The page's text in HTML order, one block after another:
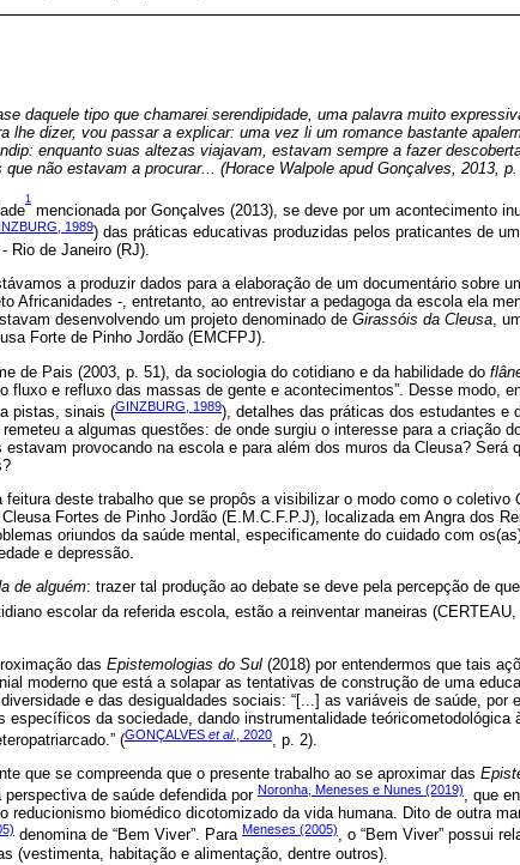
daquele tipo que chamarei serendipidade, uma palavra muito
lhe dizer, vou passar a explicar: uma vez li um romance bastante
enquanto suas altezas viajavam, estavam sempre a fazer
não estavam a procurar... (Horace Walpole apud Gonçalves, 2013,
1
mencionada por Gonçalves (2013), se deve por um acontecimento
1989) das práticas educativas produzidas pelos praticantes de
Rio de Janeiro (RJ).
a produzir dados para a elaboração de um documentário sobre
Africanidades -, entretanto, ao entrevistar a pedagoga da escola ela
desenvolvendo um projeto denominado de Girassóis da Cleusa,
Forte de Pinho Jordão (EMCFPJ).
de Pais (2003, p. 51), da sociologia do cotidiano e da habilidade do
fluxo e refluxo das massas de gente e acontecimentos”. Desse modo,
pistas, sinais (GINZBURG, 1989), detalhes das práticas dos estudantes e
a algumas questões: de onde surgiu o interesse para a criação
provocando na escola e para além dos muros da Cleusa? Será
deste trabalho que se propôs a visibilizar o modo como o coletivo
Fortes de Pinho Jordão (E.M.C.F.P.J), localizada em Angra dos
oriundos da saúde mental, especificamente do cuidado com
e depressão.
de alguém: trazer tal produção ao debate se deve pela percepção de
escolar da referida escola, estão a reinventar maneiras
das Epistemologias do Sul (2018) por entendermos que tais
moderno que está a solapar as tentativas de construção de uma
e das desigualdades sociais: “[...] as variáveis de saúde, por
específicos da sociedade, dando instrumentalidade teóricometodológica
(GONÇALVES et al., 2020
, p. 2).
que se compreenda que o presente trabalho ao se aproximar das
de saúde defendida por Noronha, Meneses e Nunes (2019), que
reducionismo biomédico dicotomizado da vida humana. Dito de outra
denomina de “Bem Viver”. Para Meneses (2005), o “Bem Viver” possui
(vestimenta, habitação e alimentação, dentre outros).